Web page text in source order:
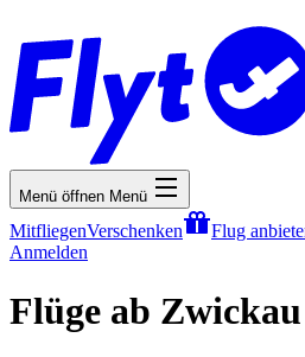
Menü öffnen Menü
MitfliegenVerschenken
Flug
Anmelden
Flüge ab Zwickau